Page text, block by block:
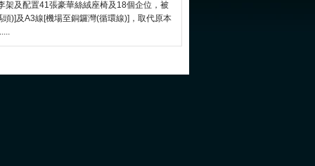
架及配置41張豪華絲絨座椅及18個企位，被
)]及A3線[機場至銅鑼灣(循環線)]，取代原本